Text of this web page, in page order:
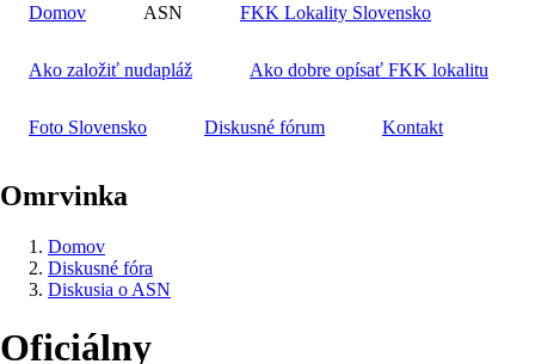
Domov
ASN FKK Lokality Slovensko
Ako založiť nudapláž Ako dobre opísať FKK lokalitu
Foto Slovensko Diskusné fórum Kontakt
Omrvinka
Domov
Diskusné fóra
Diskusia o ASN
Oficiálny